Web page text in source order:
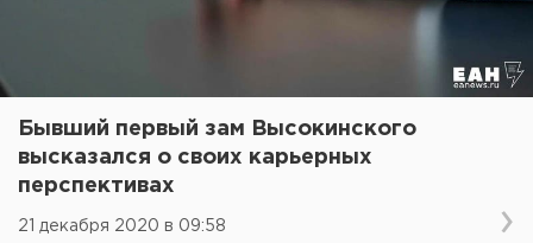
Бывший первый зам Высокинского
высказался о своих карьерных
перспективах
21 декабря 2020 в 09:58